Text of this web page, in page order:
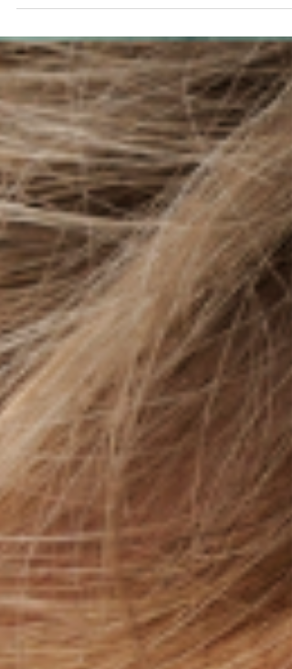
cette période offre une foule d’occasions
tout en s’amusant ! Voici donc quelques
habitudes à prendre pour stimuler le
langage de votre enfant dans le temps
des sucres.